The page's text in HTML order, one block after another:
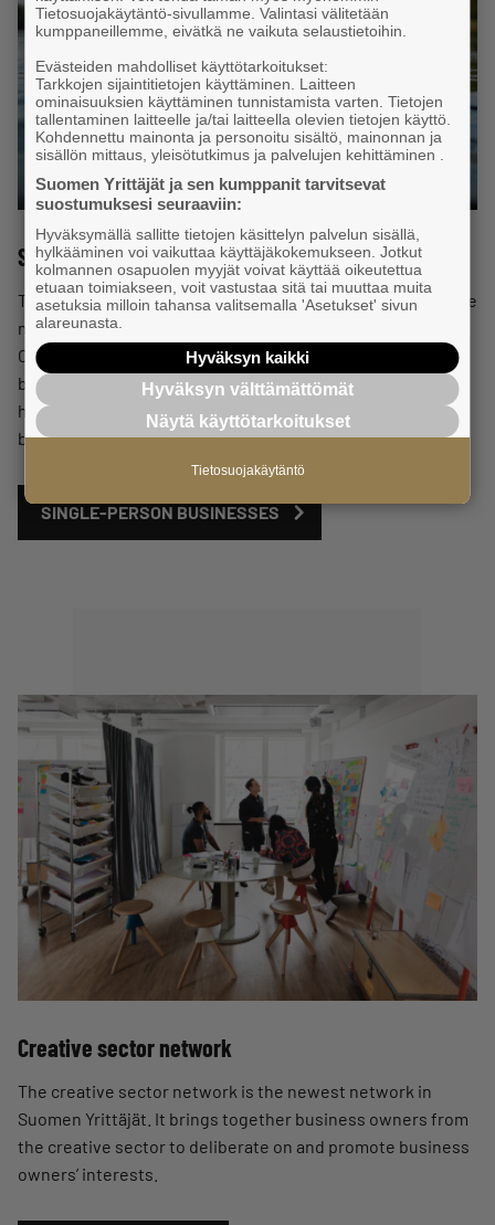
Single-person business network
The rise of single-person business ownership has been the
most significant work trend of the twenty-first century.
Over half the members of Suomen Yrittäjät run their
businesses alone. Since its foundation, Suomen Yrittäjät
has strongly advocated on behalf of single-person
businesses.
SINGLE-PERSON BUSINESSES
Creative sector network
The creative sector network is the newest network in
Suomen Yrittäjät. It brings together business owners from
the creative sector to deliberate on and promote business
owners’ interests.
Tietosuojakäytäntö-sivullamme. Valintasi välitetään
kumppaneillemme, eivätkä ne vaikuta selaustietoihin.
Evästeiden mahdolliset käyttötarkoitukset:
Tarkkojen sijaintitietojen käyttäminen. Laitteen
ominaisuuksien käyttäminen tunnistamista varten. Tietojen
tallentaminen laitteelle ja/tai laitteella olevien tietojen käyttö.
Kohdennettu mainonta ja personoitu sisältö, mainonnan ja
sisällön mittaus, yleisötutkimus ja palvelujen kehittäminen .
Suomen Yrittäjät ja sen kumppanit tarvitsevat
suostumuksesi seuraaviin:
Hyväksymällä sallitte tietojen käsittelyn palvelun sisällä,
hylkääminen voi vaikuttaa käyttäjäkokemukseen. Jotkut
kolmannen osapuolen myyjät voivat käyttää oikeutettua
etuaan toimiakseen, voit vastustaa sitä tai muuttaa muita
asetuksia milloin tahansa valitsemalla 'Asetukset' sivun
alareunasta.
Hyväksyn kaikki
Hyväksyn välttämättömät
Näytä käyttötarkoitukset
Tietosuojakäytäntö